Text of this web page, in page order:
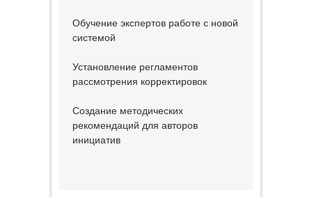
Обучение экспертов работе с новой
системой
Установление регламентов
рассмотрения корректировок
Создание методических
рекомендаций для авторов
инициатив